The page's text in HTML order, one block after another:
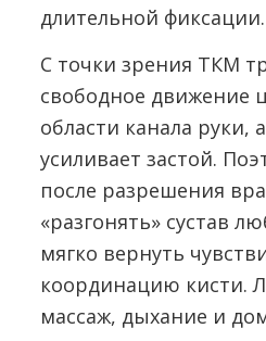
длительной фиксации.
С точки зрения ТКМ
свободное движение
области канала руки,
усиливает застой.
после разрешения
«разгонять» сустав
мягко вернуть
координацию кисти.
массаж, дыхание и